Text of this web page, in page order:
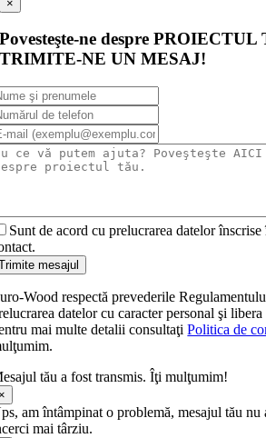
×
Povesteşte-ne despre PROIECTUL
TRIMITE-NE UN MESAJ!
Sunt de acord cu prelucrarea datelor
mesajul
Wood respectă prevederile
datelor cu caracter personal şi
mai multe detalii consultaţiPolitica de
tău a fost transmis. Îţi mulţumim!
am întâmpinat o problemă, mesajul tău nu
mai târziu.